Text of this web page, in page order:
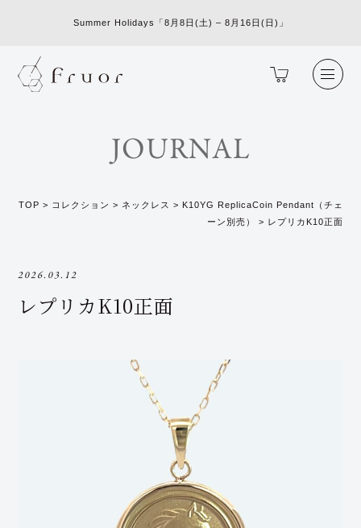
Summer Holidays「8月8日(土) – 8月16日(日)」
JOURNAL
TOP > コレクション > ネックレス > K10YG ReplicaCoin Pendant（チェ
ーン別売）
> レプリカK10正面
2026.03.12
レプリカK10正面